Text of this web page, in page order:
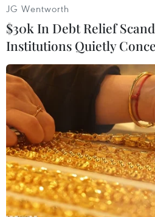
Nhà tù Bagram của
Ngay sau khi chính quyền
Barack Obama lên tiếng
định của Afghanistan
nhân, Chính phủ
định phần lớn các tù nhân
JG Wentworth
$30k In Debt Relief
Institutions Quietly